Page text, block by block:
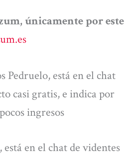
únicamente por este
Pedruelo, está en el chat
casi gratis, e indica por
ingresos
en el chat de videntes